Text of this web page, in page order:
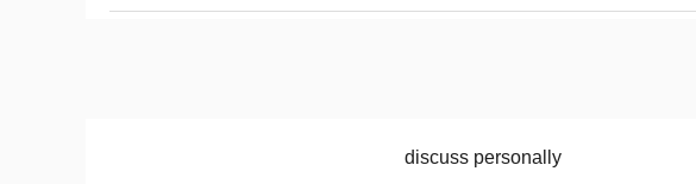
discuss personally